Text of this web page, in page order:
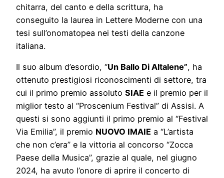
chitarra, del canto e della scrittura, ha
conseguito la laurea in Lettere Moderne con una
tesi sull’onomatopea nei testi della canzone
italiana.
Il suo album d’esordio, “Un Ballo Di Altalene”, ha
ottenuto prestigiosi riconoscimenti di settore, tra
cui il primo premio assoluto SIAE e il premio per il
miglior testo al “Proscenium Festival” di Assisi. A
questi si sono aggiunti il primo premio al “Festival
Via Emilia”, il premio NUOVO IMAIE a “L’artista
che non c’era” e la vittoria al concorso “Zocca
Paese della Musica”, grazie al quale, nel giugno
2024, ha avuto l’onore di aprire il concerto di